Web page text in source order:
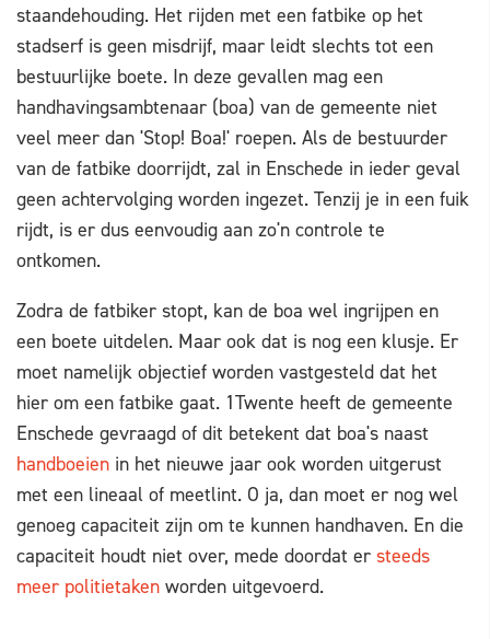
staandehouding. Het rijden met een fatbike op het
stadserf is geen misdrijf, maar leidt slechts tot een
bestuurlijke boete. In deze gevallen mag een
handhavingsambtenaar (boa) van de gemeente niet
veel meer dan 'Stop! Boa!' roepen. Als de bestuurder
van de fatbike doorrijdt, zal in Enschede in ieder geval
geen achtervolging worden ingezet. Tenzij je in een fuik
rijdt, is er dus eenvoudig aan zo'n controle te
ontkomen.
Zodra de fatbiker stopt, kan de boa wel ingrijpen en
een boete uitdelen. Maar ook dat is nog een klusje. Er
moet namelijk objectief worden vastgesteld dat het
hier om een fatbike gaat. 1Twente heeft de gemeente
Enschede gevraagd of dit betekent dat boa's naast
handboeien in het nieuwe jaar ook worden uitgerust
met een lineaal of meetlint. O ja, dan moet er nog wel
genoeg capaciteit zijn om te kunnen handhaven. En die
capaciteit houdt niet over, mede doordat er steeds
meer politietaken worden uitgevoerd.